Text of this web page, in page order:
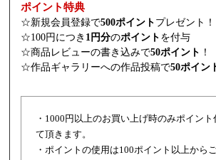
ポイント特典
☆新規会員登録で500ポイント プレゼント！
☆100円につき 1円分のポイント を付与
☆商品レビューの書き込みで50ポイント ！
☆作品ギャラリーへの作品投稿で50ポイン
・1000円以上のお買い上げ時のみポイン
て頂きます。
・ポイントの使用は100ポイント以上から